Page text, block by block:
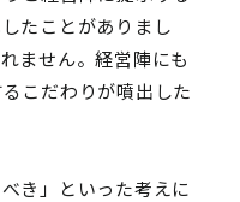
たことがありまし
ません。経営陣にも
こだわりが噴出した
き」といった考えに